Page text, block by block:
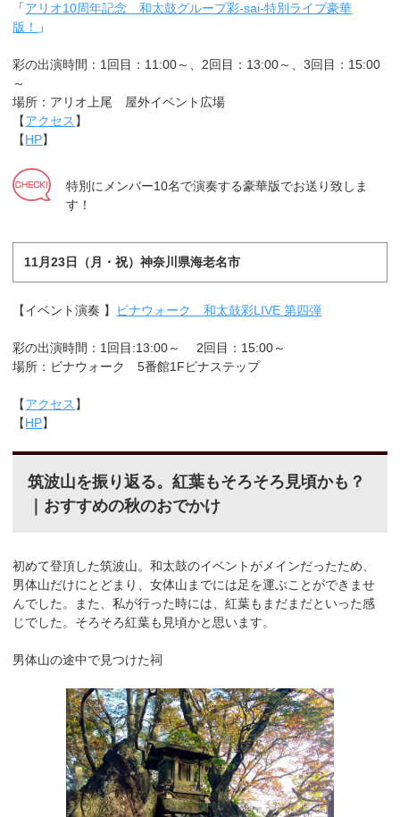
「アリオ10周年記念 和太鼓グループ彩-sai-特別ライブ豪華
版！
」
彩の出演時間：1回目：11:00～、2回目：13:00～、3回目：15:00
～
場所：アリオ上尾 屋外イベント広場
【アクセス 】
【HP】
特別にメンバー10名で演奏する豪華版でお送り致しま
す！
11月23日（月・祝）神奈川県海老名市
【イベント演奏 】 ビナウォーク 和太鼓彩LIVE 第四弾
彩の出演時間：1回目:13:00～ 2回目：15:00～
場所：ビナウォーク 5番館1Fビナステップ
【アクセス 】
【HP】
筑波山を振り返る。紅葉もそろそろ見頃かも？
｜おすすめの秋のおでかけ
初めて登頂した筑波山。和太鼓のイベントがメインだったため、
男体山だけにとどまり、女体山までには足を運ぶことができませ
んでした。また、私が行った時には、紅葉もまだまだといった感
じでした。そろそろ紅葉も見頃かと思います。
男体山の途中で見つけた祠